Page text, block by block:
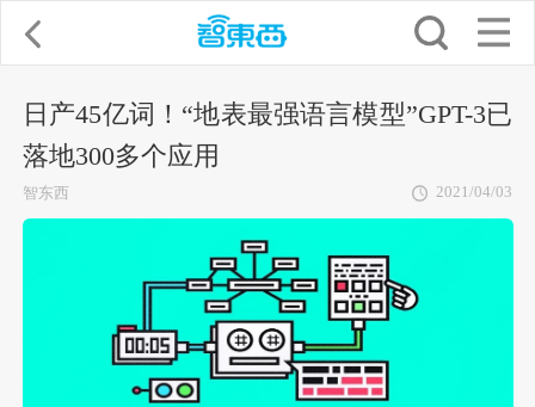
日产45亿词！“地表最强语言模型”GPT-3已
落地300多个应用
智东西 2021/04/03